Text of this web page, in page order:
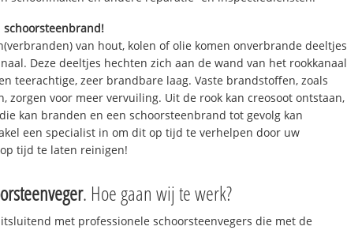
schoorsteenbrand!
van hout, kolen of olie komen onverbrande deeltjes
Deze deeltjes hechten zich aan de wand van het rookkanaal
teerachtige, zeer brandbare laag. Vaste brandstoffen, zoals
zorgen voor meer vervuiling. Uit de rook kan creosoot ontstaan,
kan branden en een schoorsteenbrand tot gevolg kan
een specialist in om dit op tijd te verhelpen door uw
tijd te laten reinigen!
. Hoe gaan wij te werk?
met professionele schoorsteenvegers die met de